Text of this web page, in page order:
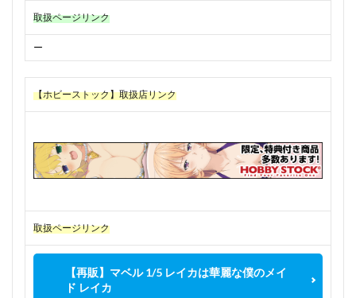
取扱ページリンク
ー
【ホビーストック】取扱店リンク
取扱ページリンク
【再販】マベル 1/5 レイカは華麗な僕のメイ
ド レイカ